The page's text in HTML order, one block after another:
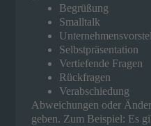
Begrüßung
Smalltalk
Selbstpräsentation
Vertiefende Fragen
Rückfragen
Verabschiedung
Abweichungen oder
geben. Zum Beispiel: Es